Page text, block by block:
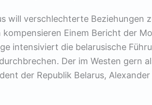
will verschlechterte Beziehungen
Einem Bericht der
intensiviert die belarusische
Der im Westen gern
der Republik Belarus,